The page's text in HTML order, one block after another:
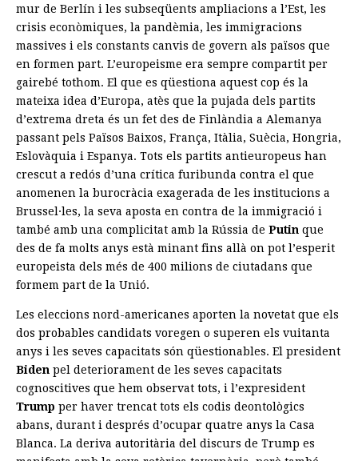
mur de Berlín i les subseqüents ampliacions a l’Est, les
crisis econòmiques, la pandèmia, les immigracions
massives i els constants canvis de govern als països que
en formen part. L’europeisme era sempre compartit per
gairebé tothom. El que es qüestiona aquest cop és la
mateixa idea d’Europa, atès que la pujada dels partits
d’extrema dreta és un fet des de Finlàndia a Alemanya
passant pels Països Baixos, França, Itàlia, Suècia, Hongria,
Eslovàquia i Espanya. Tots els partits antieuropeus han
crescut a redós d’una crítica furibunda contra el que
anomenen la burocràcia exagerada de les institucions a
Brussel·les, la seva aposta en contra de la immigració i
també amb una complicitat amb la Rússia de Putin que
des de fa molts anys està minant fins allà on pot l’esperit
europeista dels més de 400 milions de ciutadans que
formem part de la Unió.
Les eleccions nord-americanes aporten la novetat que els
dos probables candidats voregen o superen els vuitanta
anys i les seves capacitats són qüestionables. El president
Biden pel deteriorament de les seves capacitats
cognoscitives que hem observat tots, i l’expresident
Trump per haver trencat tots els codis deontològics
abans, durant i després d’ocupar quatre anys la Casa
Blanca. La deriva autoritària del discurs de Trump es